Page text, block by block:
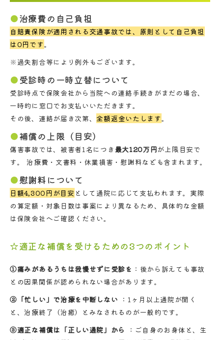
治療費の自己負担
自賠責保険が適用される交通事故では、原則として自己負担
は0円です。
※過失割合等により例外もございます。
受診時の一時立替について
受診時点で保険会社から当院への連絡手続きがまだの場合、
一時的に窓口でお支払いいただきます。
その後、連絡が届き次第、 全額返金いたします。
補償の上限（目安）
傷害事故では、被害者1名につき 最大120万円が上限目安で
す。 治療費・文書料・休業損害・慰謝料なども含まれます。
慰謝料について
日額4,300円が目安 として通院に応じて支払われます。実際
の算定額・対象日数は事案により異なるため、具体的な金額
は保険会社へご確認ください。
☆適正な補償を受けるための3つのポイント
①痛みがあるうちは我慢せずに受診を ：後から訴えても事故
との因果関係が認められない場合があります。
②「忙しい」で治療を中断しない ：1ヶ月以上通院が開く
と、治療終了（治癒）とみなされるのが一般的です。
③適正な補償は「正しい通院」から
：ご自身のお身体と、生